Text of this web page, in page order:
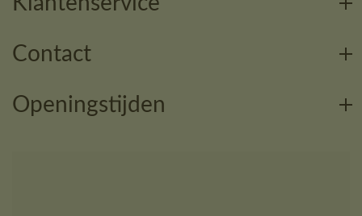
Contact
Openingstijden